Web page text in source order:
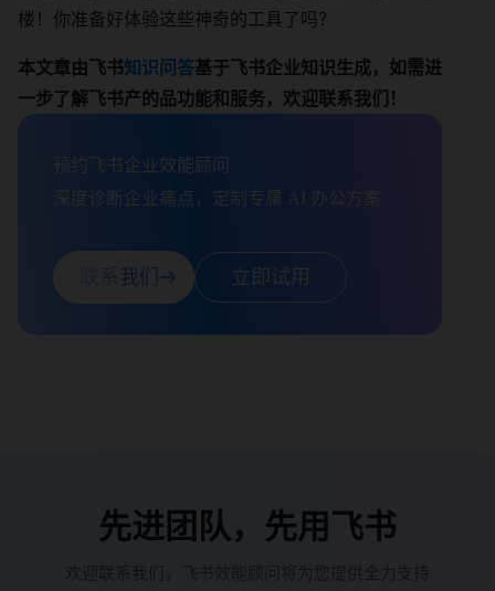
楼！你准备好体验这些神奇的工具了吗？
本文章由飞书知识问答基于飞书企业知识生成，如需进
一步了解飞书产的品功能和服务，欢迎联系我们！
预约飞书企业效能顾问
深度诊断企业痛点，定制专属 AI 办公方案
联系我们 立即试用
先进团队，先用飞书